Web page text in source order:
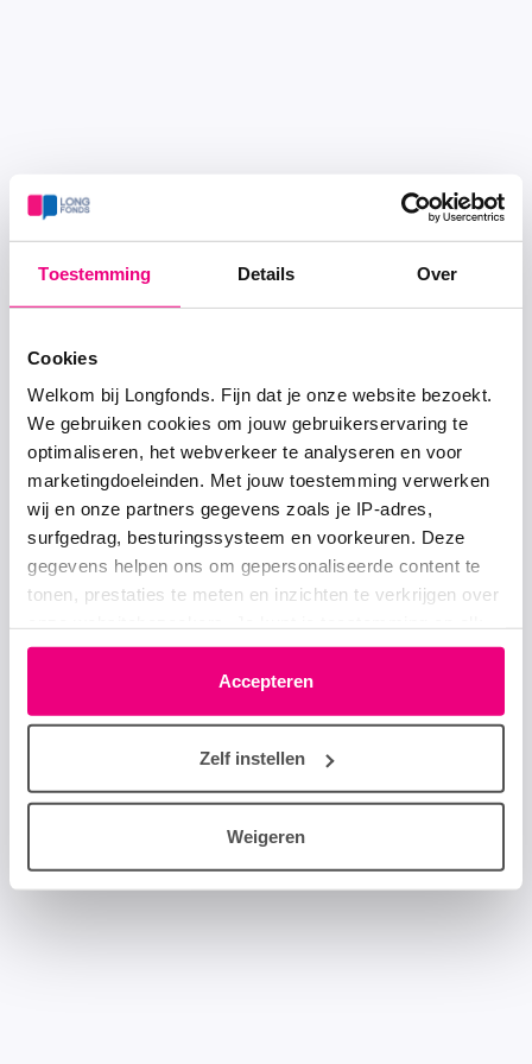
Toestemming Details Over
Cookies
Welkom bij Longfonds. Fijn dat je onze website bezoekt.
We gebruiken cookies om jouw gebruikerservaring te
optimaliseren, het webverkeer te analyseren en voor
marketingdoeleinden. Met jouw toestemming verwerken
wij en onze partners gegevens zoals je IP-adres,
surfgedrag, besturingssysteem en voorkeuren. Deze
gegevens helpen ons om gepersonaliseerde content te
tonen, prestaties te meten en inzichten te verkrijgen over
moment wijzigen of intrekken via het cookie-icoontje
linksonder elke pagina. De lijst met partners is te vinden
in het tabblad “details”.
Accepteren
Zelf instellen
Weigeren